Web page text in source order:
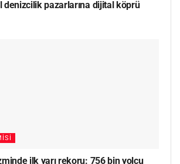
denizcilik pazarlarına dijital köprü
ilk yarı rekoru: 756 bin yolcu